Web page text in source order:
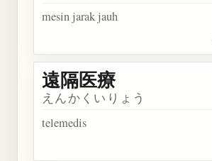
mesin jarak jauh
遠隔医療
えんかくいりょう
telemedis